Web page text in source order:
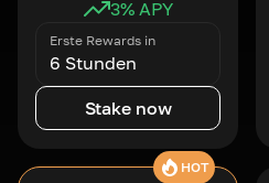
3% APY
Erste Rewards in
6 Stunden
Stake now
HOT